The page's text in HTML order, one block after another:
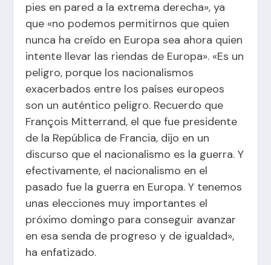
pies en pared a la extrema derecha», ya
que «no podemos permitirnos que quien
nunca ha creído en Europa sea ahora quien
intente llevar las riendas de Europa». «Es un
peligro, porque los nacionalismos
exacerbados entre los países europeos
son un auténtico peligro. Recuerdo que
François Mitterrand, el que fue presidente
de la República de Francia, dijo en un
discurso que el nacionalismo es la guerra. Y
efectivamente, el nacionalismo en el
pasado fue la guerra en Europa. Y tenemos
unas elecciones muy importantes el
próximo domingo para conseguir avanzar
en esa senda de progreso y de igualdad»,
ha enfatizado.